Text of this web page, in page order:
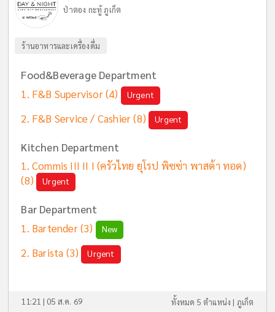
ป่าตอง กะทู้ ภูเก็ต
ร้านอาหารและเครื่องดื่ม
Food&Beverage Department
F&B Supervisor(4) Urgent
F&B Service / Cashier(8) Urgent
Kitchen Department
Commis III II I (ครัวไทย ยุโรป พิซซ่า พาสต้า ทอด)
(8)
Urgent
Bar Department
Bartender(3) New
Barista (3) Urgent
11:21 | 05 ส.ค. 69 ทั้งหมด 5 ตำแหน่ง | ภูเก็ต